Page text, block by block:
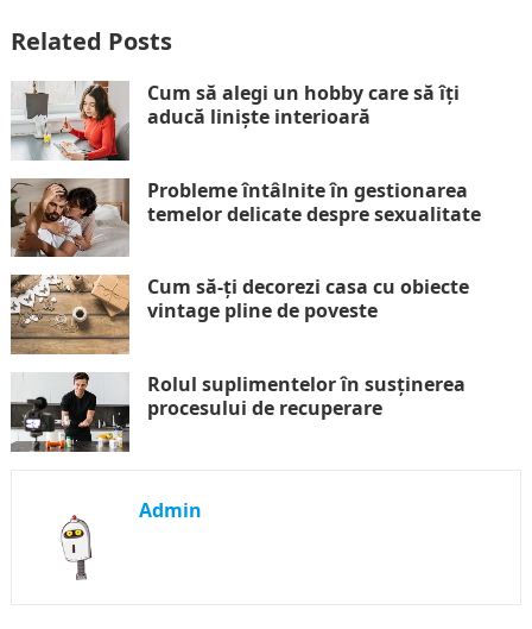
Related Posts
Cum să alegi un hobby care să îți
aducă liniște interioară
Probleme întâlnite în gestionarea
temelor delicate despre sexualitate
Cum să-ți decorezi casa cu obiecte
vintage pline de poveste
Rolul suplimentelor în susținerea
procesului de recuperare
Admin